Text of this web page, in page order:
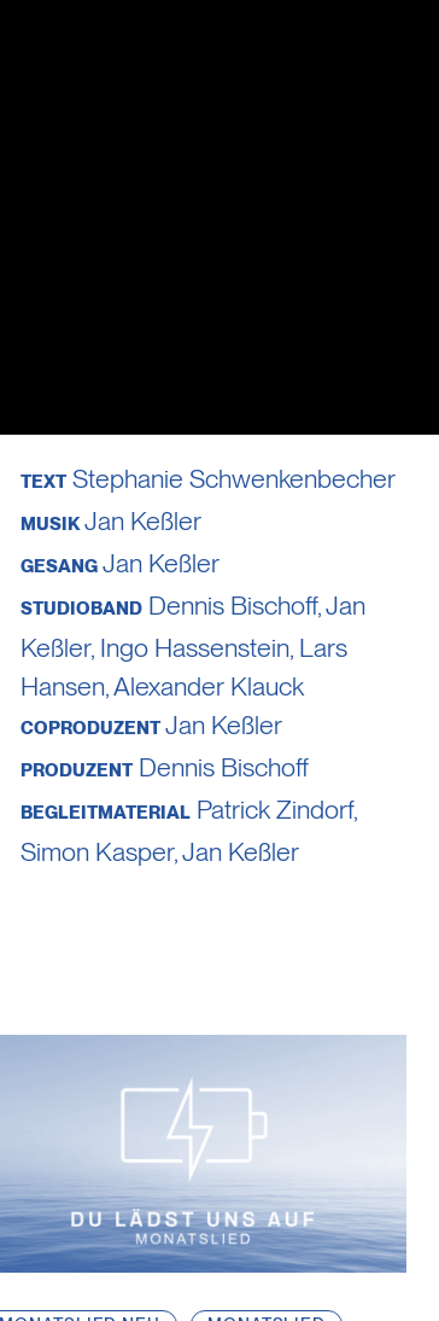
TEXT Stephanie Schwenkenbecher
MUSIK Jan Keßler
GESANG Jan Keßler
STUDIOBAND Dennis Bischoff,Jan
Keßler, Ingo Hassenstein, Lars
Hansen,Alexander Klauck
COPRODUZENT Jan Keßler
PRODUZENT Dennis Bischoff
BEGLEITMATERIAL Patrick Zindorf,
Simon Kasper,Jan Keßler